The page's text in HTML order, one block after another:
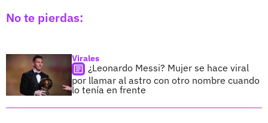
No te pierdas:
Virales
¿Leonardo Messi? Mujer se hace viral
por llamar al astro con otro nombre cuando
lo tenía en frente